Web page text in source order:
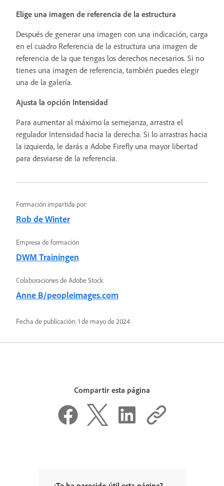
Elige una imagen de referencia de la estructura
Después de generar una imagen con una indicación, carga
en el cuadro Referencia de la estructura una imagen de
referencia de la que tengas los derechos necesarios. Si no
tienes una imagen de referencia, también puedes elegir
una de la galería.
Ajusta la opción Intensidad
Para aumentar al máximo la semejanza, arrastra el
regulador Intensidad hacia la derecha. Si lo arrastras hacia
la izquierda, le darás a Adobe Firefly una mayor libertad
para desviarse de la referencia.
Formación impartida por:
Rob de Winter
Empresa de formación
DWM Trainingen
Colaboraciones de Adobe Stock
Anne B/peopleimages.com
Fecha de publicación:1 de mayo de 2024
Compartir esta página